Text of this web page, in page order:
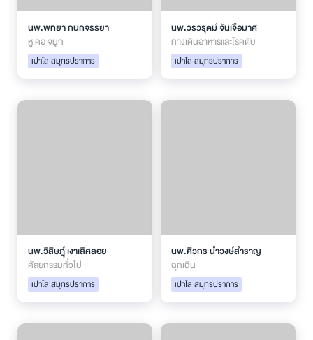
นพ.พิทยา กนกจรรยา
หู คอ จมูก
เปาโล สมุทรปราการ
นพ.วรวรุตม์ จันเจือมาศ
ทางเดินอาหารและโรคตับ
เปาโล สมุทรปราการ
นพ.วิสิษฎฺ์ เงาเลิศลอย
ศัลยกรรมทั่วไป
เปาโล สมุทรปราการ
นพ.ศิวกร นำวงษ์สำราญ
ฉุกเฉิน
เปาโล สมุทรปราการ